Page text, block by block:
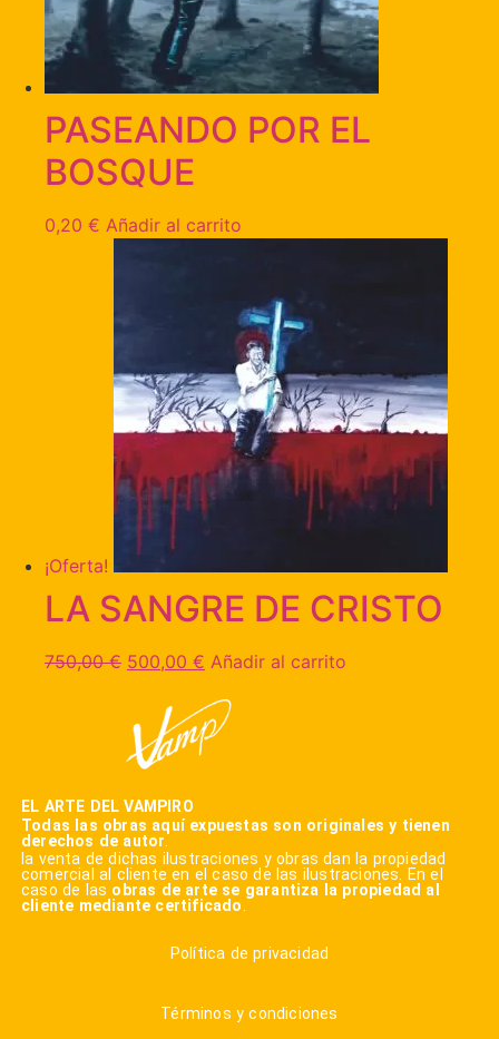
PASEANDO POR EL
BOSQUE
0,20 € Añadir al carrito
¡Oferta!
LA SANGRE DE CRISTO
750,00€ 500,00 € Añadir al carrito
EL ARTE DEL VAMPIRO
Todas las obras aquí expuestas son originales y tienen
derechos de autor
la venta de dichas ilustraciones y obras dan la propiedad
comercial al cliente en el caso de las ilustraciones. En el
caso de las obras de arte se garantiza la propiedad al
cliente mediante certificado
Política de privacidad
Términos y condiciones